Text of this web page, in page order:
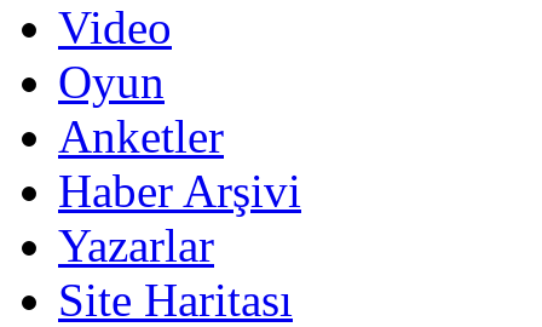
Video
Oyun
Anketler
Haber Arşivi
Yazarlar
Site Haritası